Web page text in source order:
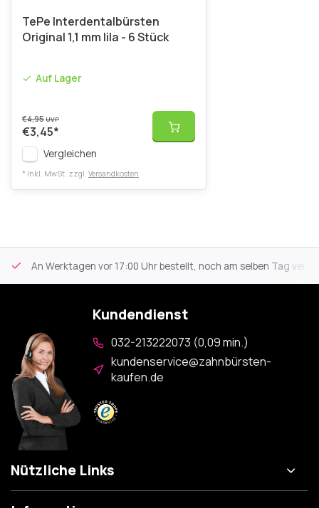
TePe Interdentalbürsten
Original 1,1 mm lila - 6 Stück
Auf Lager
€4,95UVP
€3,45*
Vergleichen
* Inkl. MwSt. zzgl. Versandkosten
An Werktagen vor 17:00 Uhr bestellt, noch am selben Tag
Kundendienst
032-213222073 (0,09 min.)
kundenservice@zahnbürsten-
kaufen.de
Nützliche Links